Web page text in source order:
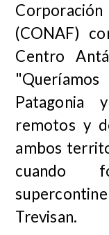
(CONAF)
Centro
Patagonia
remotos y
ambos
cuando
Trevisan.